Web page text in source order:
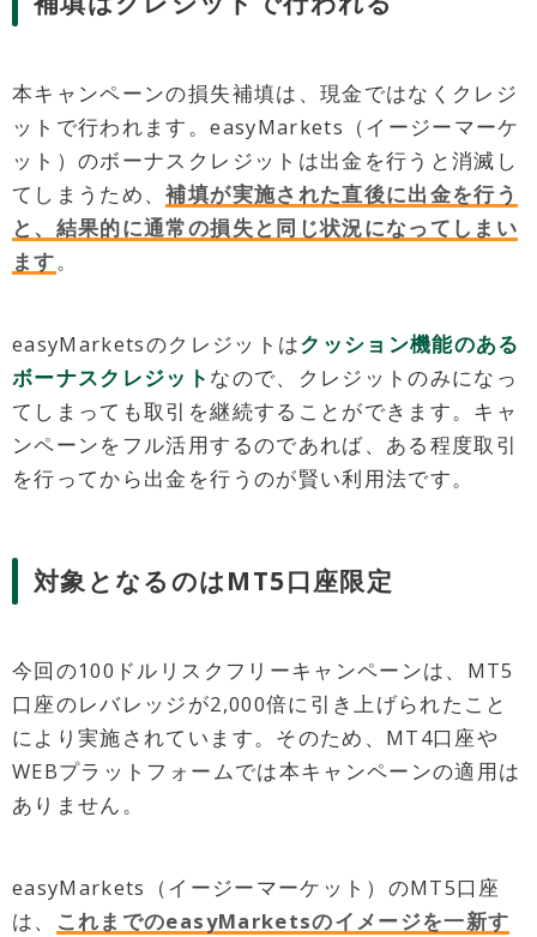
本キャンペーンの損失補填は、現金ではなくクレジ
ットで行われます。easyMarkets（イージーマーケ
ット）のボーナスクレジットは出金を行うと消滅し
てしまうため、補填が実施された直後に出金を行う
と、結果的に通常の損失と同じ状況になってしまい
ます。
easyMarketsのクレジットはクッション機能のある
ボーナスクレジット なので、クレジットのみになっ
てしまっても取引を継続することができます。キャ
ンペーンをフル活用するのであれば、ある程度取引
を行ってから出金を行うのが賢い利用法です。
対象となるのはMT5口座限定
今回の100ドルリスクフリーキャンペーンは、MT5
口座のレバレッジが2,000倍に引き上げられたこと
により実施されています。そのため、MT4口座や
WEBプラットフォームでは本キャンペーンの適用は
ありません。
easyMarkets（イージーマーケット）のMT5口座
は、 これまでのeasyMarketsのイメージを一新す